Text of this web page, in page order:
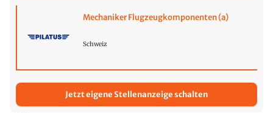
Mechaniker Flugzeugkomponenten (a)
Schweiz
Jetzt eigene Stellenanzeige schalten